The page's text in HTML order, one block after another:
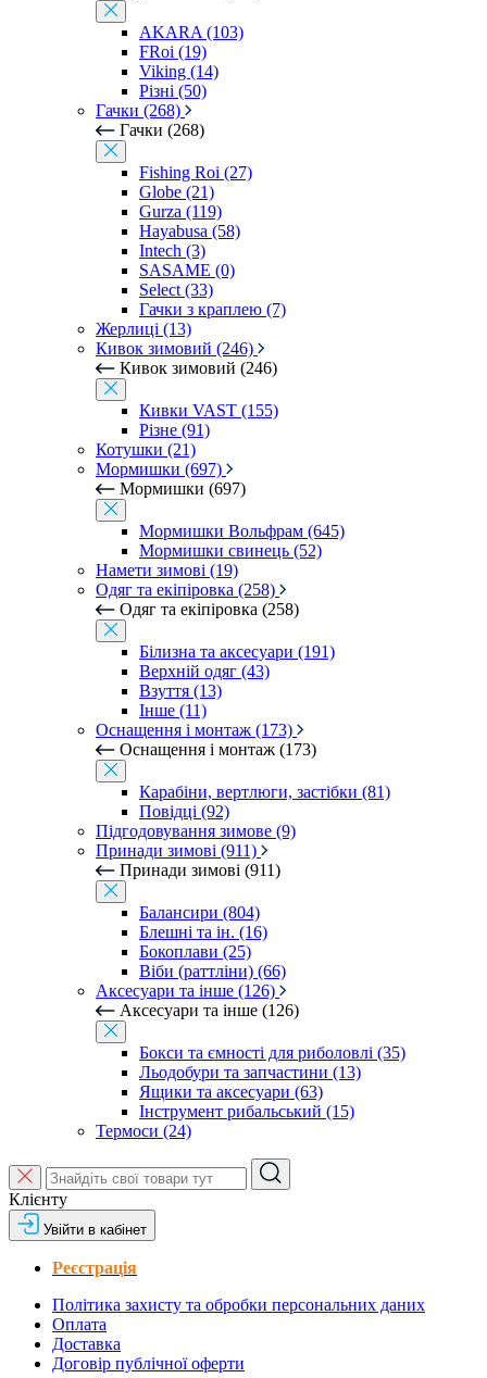
AKARA (103)
FRoi (19)
Viking (14)
Різні (50)
Гачки (268)
Гачки (268)
Fishing Roi (27)
Globe (21)
Gurza (119)
Hayabusa (58)
Intech (3)
SASAME (0)
Select (33)
Гачки з краплею (7)
Жерлиці (13)
Кивок зимовий (246)
Кивок зимовий (246)
Кивки VAST (155)
Різне (91)
Котушки (21)
Мормишки (697)
Мормишки (697)
Мормишки Вольфрам (645)
Мормишки свинець (52)
Намети зимові (19)
Одяг та екіпіровка (258)
Одяг та екіпіровка (258)
Білизна та аксесуари (191)
Верхній одяг (43)
Взуття (13)
Інше (11)
Оснащення і монтаж (173)
Оснащення і монтаж (173)
Карабіни, вертлюги, застібки (81)
Повідці (92)
Підгодовування зимове (9)
Принади зимові (911)
Принади зимові (911)
Балансири (804)
Блешні та ін. (16)
Бокоплави (25)
Віби (раттліни) (66)
Аксесуари та інше (126)
Аксесуари та інше (126)
Бокси та ємності для риболовлі (35)
Льодобури та запчастини (13)
Ящики та аксесуари (63)
Інструмент рибальський (15)
Термоси (24)
Клієнту
Увійти в кабінет
Реєстрація
Політика захисту та обробки персональних даних
Оплата
Доставка
Договір публічної оферти